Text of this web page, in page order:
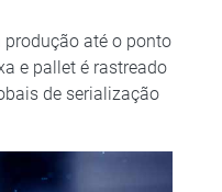
até o ponto
e pallet é rastreado
de serialização